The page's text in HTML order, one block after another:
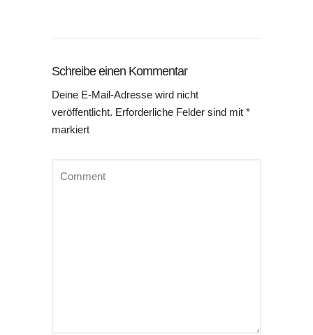
Schreibe einen Kommentar
Deine E-Mail-Adresse wird nicht
veröffentlicht. Erforderliche Felder sind mit *
markiert